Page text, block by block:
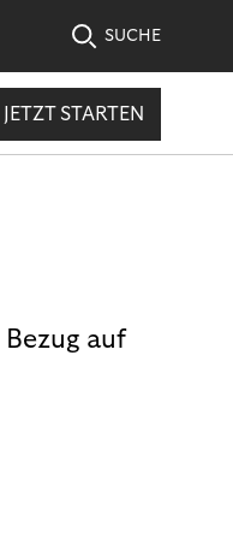
SUCHE
JETZT STARTEN
auf